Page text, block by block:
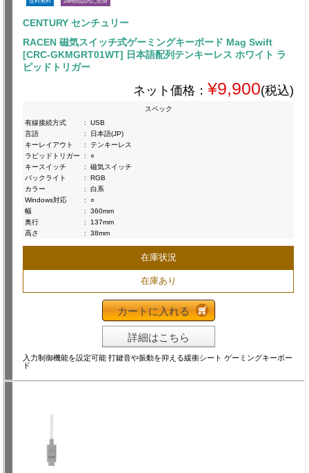
CENTURY センチュリー
RACEN 磁気スイッチ式ゲーミングキーボード Mag Swift
[CRC-GKMGRT01WT] 日本語配列テンキーレス ホワイト ラ
ピッドトリガー
ネット価格： ¥9,900(税込)
スペック
有線接続方式
:
USB
言語
:
日本語(JP)
キーレイアウト
:
テンキーレス
ラピッドトリガー
:
○
キースイッチ
:
磁気スイッチ
バックライト
:
RGB
カラー
:
白系
Windows対応
:
○
幅
:
360mm
奥行
:
137mm
高さ
: 38mm
在庫状況
在庫あり
カートに入れる
詳細はこちら
入力制御機能を設定可能 打鍵音や振動を抑える緩衝シート ゲーミングキーボー
ド